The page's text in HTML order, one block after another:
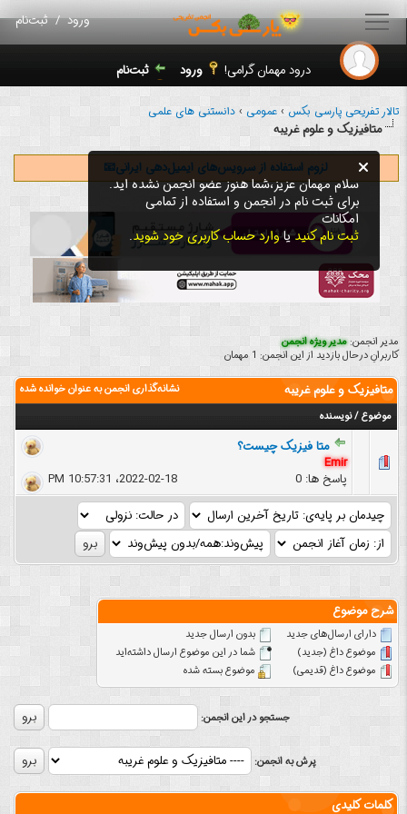
ورود/ثبت‌نام
درود مهمان گرامی! ورود ثبت‌نام
سلام مهمان عزیز،شما هنوز عضو انجمن نشده اید.
برای ثبت نام در انجمن و استفاده از تمامی
امکانات
ثبت نام کنیدیاوارد حساب کاربری خود شوید.
تالار تفریحی پارسی بکس › عمومی › دانستنی های علمی
متافیزیک و علوم غریبه
لزوم استفاده از سرویس‌های ایمیل‌دهی ایرانی📧
مدیر انجمن:مدیر ویژه انجمن
کاربرانِ درحال بازدید از این انجمن: 1 مهمان
نشانه‌گذاری انجمن به عنوان خوانده شده متافیزیک و علوم غریبه
موضوع/نویسنده
متا فیزیک چیست؟
Emir
پاسخ ها: 0
2022-02-18، 10:57:31 PM
شرح موضوع
دارای ارسال‌های جدید‌
موضوع داغ (جدید‌)
موضوع داغ (قدیمی)
بدون ارسال جدید‌
شما در این موضوع ارسال داشته‌اید
موضوع بسته شده
جستجو در این انجمن:
پرش به انجمن:
کلمات کلیدی